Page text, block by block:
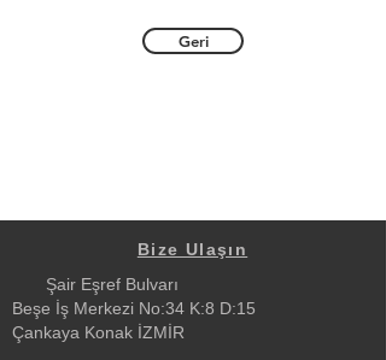
Geri
Bize Ulaşın
Şair Eşref Bulvarı
Beşe İş Merkezi No:34 K:8 D:15
Çankaya Konak İZMİR